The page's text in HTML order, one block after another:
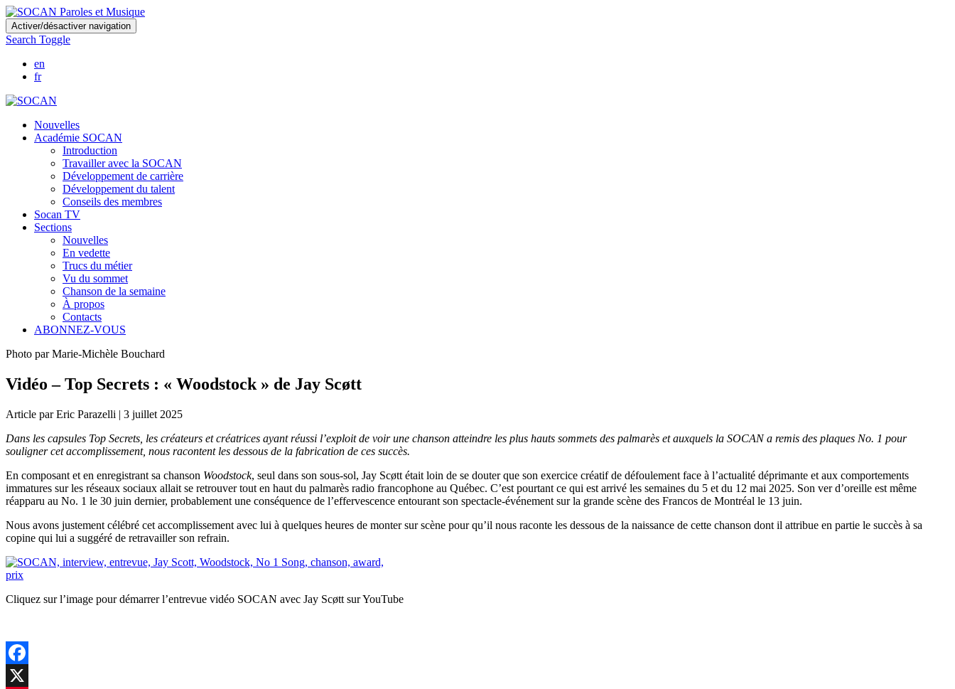
Skip
to
main
content
Activer/désactiver navigation
Search Toggle
en
fr
Nouvelles
Académie SOCAN
Introduction
Travailler avec la SOCAN
Développement de carrière
Développement du talent
Conseils des membres
Socan TV
Sections
Nouvelles
En vedette
Trucs du métier
Vu du sommet
Chanson de la semaine
À propos
Contacts
ABONNEZ-VOUS
Photo par Marie-Michèle Bouchard
Vidéo – Top Secrets : « Woodstock » de Jay Scøtt
Article par Eric Parazelli | 3 juillet 2025
Dans les capsules Top Secrets, les créateurs et créatrices ayant réussi l’exploit de voir une chanson atteindre les plus hauts sommets des palmarès et auxquels la SOCAN a remis des plaques No. 1 pour
souligner cet accomplissement, nous racontent les dessous de la fabrication de ces succès.
En composant et en enregistrant sa chanson Woodstock, seul dans son sous-sol, Jay Scøtt était loin de se douter que son exercice créatif de défoulement face à l’actualité déprimante et aux comportements
immatures sur les réseaux sociaux allait se retrouver tout en haut du palmarès radio francophone au Québec. C’est pourtant ce qui est arrivé les semaines du 5 et du 12 mai 2025. Son ver d’oreille est même
réapparu au No. 1 le 30 juin dernier, probablement une conséquence de l’effervescence entourant son spectacle-événement sur la grande scène des Francos de Montréal le 13 juin.
Nous avons justement célébré cet accomplissement avec lui à quelques heures de monter sur scène pour qu’il nous raconte les dessous de la naissance de cette chanson dont il attribue en partie le succès à sa
copine qui lui a suggéré de retravailler son refrain.
Cliquez sur l’image pour démarrer l’entrevue vidéo SOCAN avec Jay Scøtt sur YouTube
Facebook